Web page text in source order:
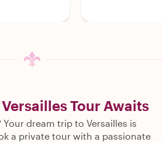
Tour Awaits
dream trip to Versailles is
a private tour with a passionate